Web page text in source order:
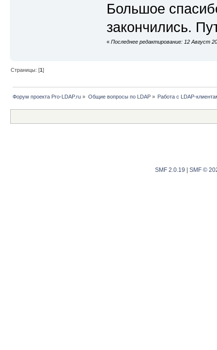
Большое
закончились.
« Последнее редактирование: 12 Август
Страницы: [1]
Форум проекта Pro-LDAP.ru » Общие вопросы по LDAP» Работа с LDAP-
SMF 2.0.19 SMF ©